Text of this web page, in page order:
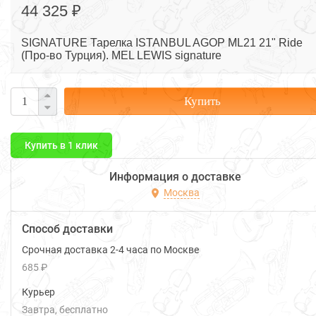
44 325 ₽
SIGNATURE Тарелка ISTANBUL AGOP ML21 21" Ride
(Про-во Турция). MEL LEWIS signature
Купить
Купить в 1 клик
Информация о доставке
Москва
Способ доставки
Срочная доставка 2-4 часа по Москве
685 ₽
Курьер
Завтра
Бесплатно